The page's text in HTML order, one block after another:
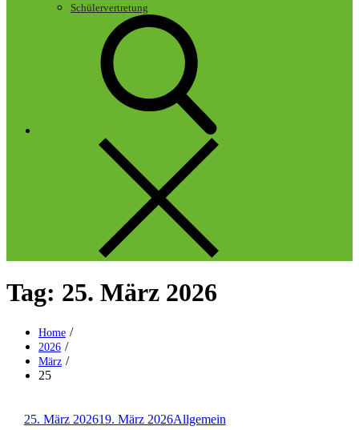
Schülervertretung
Tag: 25. März 2026
Home
2026
März
25
Posted
25. März 202619. März 2026Allgemein